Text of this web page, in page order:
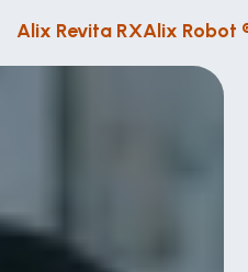
Alix Revita RXAlix Robot